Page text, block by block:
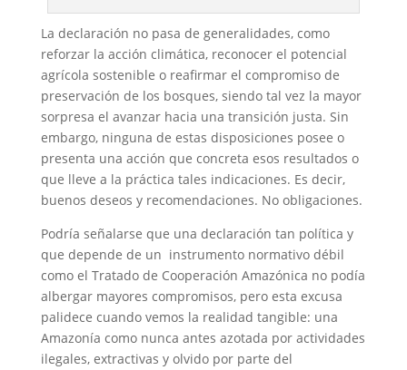
La declaración no pasa de generalidades, como
reforzar la acción climática, reconocer el potencial
agrícola sostenible o reafirmar el compromiso de
preservación de los bosques, siendo tal vez la mayor
sorpresa el avanzar hacia una transición justa. Sin
embargo, ninguna de estas disposiciones posee o
presenta una acción que concreta esos resultados o
que lleve a la práctica tales indicaciones. Es decir,
buenos deseos y recomendaciones. No obligaciones.
Podría señalarse que una declaración tan política y
que depende de un instrumento normativo débil
como el Tratado de Cooperación Amazónica no podía
albergar mayores compromisos, pero esta excusa
palidece cuando vemos la realidad tangible: una
Amazonía como nunca antes azotada por actividades
ilegales, extractivas y olvido por parte del